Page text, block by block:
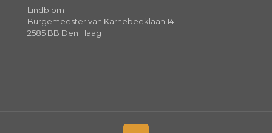
Lindblom
Burgemeester van Karnebeeklaan 14
2585 BB Den Haag